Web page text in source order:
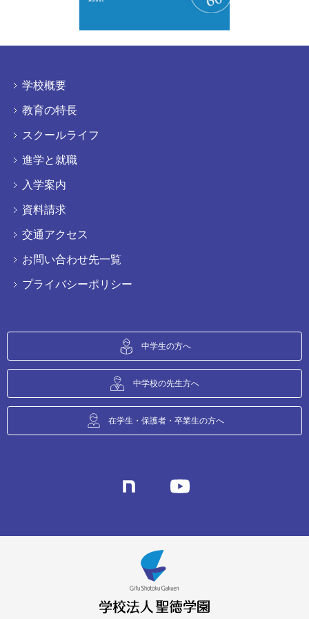
学校概要
教育の特長
スクールライフ
進学と就職
入学案内
資料請求
交通アクセス
お問い合わせ先一覧
プライバシーポリシー
中学生の方へ
中学校の先生方へ
在学生・保護者・卒業生の方へ